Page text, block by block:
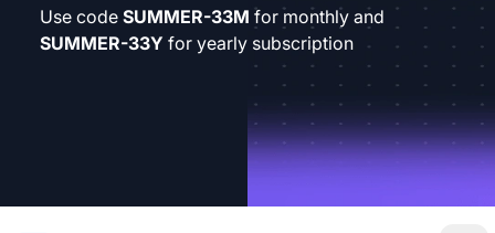
Use code SUMMER-33M for monthly and
SUMMER-33Y for yearly subscription